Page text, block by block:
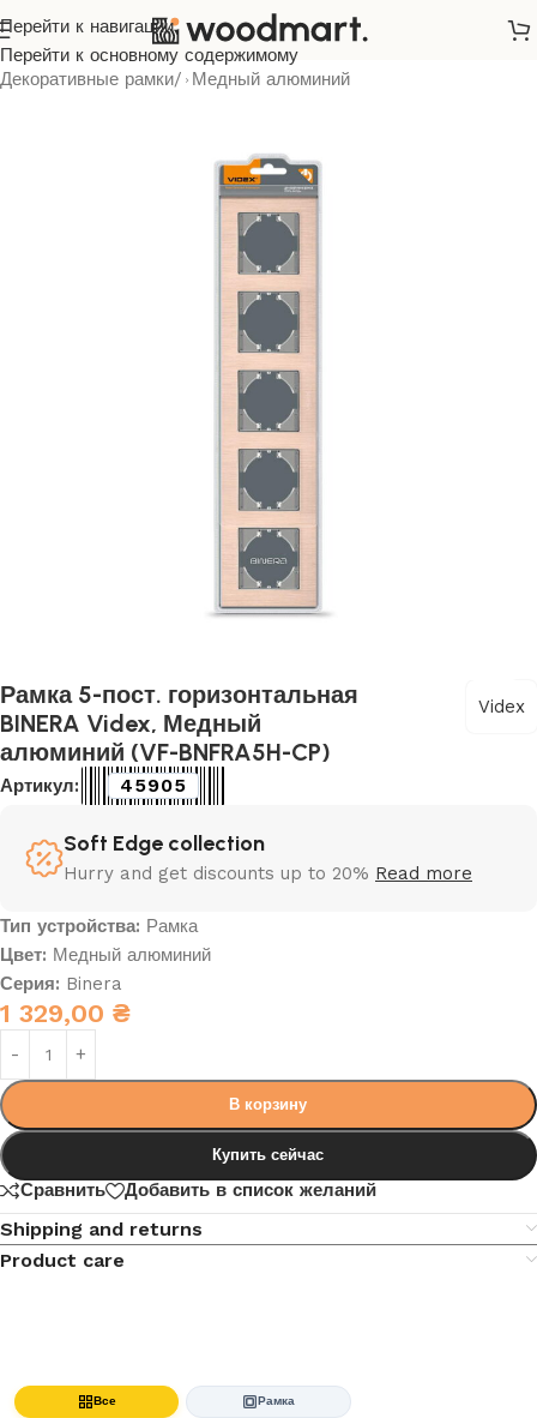
Перейти к навигации
Перейти к основному содержимому
Главная/ Розетки и выключатели/
Декоративные рамки/ Медный алюминий
Рамка 5-пост. горизонтальная
BINERA Videx, Медный
алюминий (VF-BNFRA5H-CP)
Videx
Артикул: 45905
Soft Edge collection
Hurry and get discounts up to 20% Read more
Тип устройства: Рамка
Цвет: Медный алюминий
Серия: Binera
1 329,00 ₴
В корзину
Купить сейчас
Сравнить Добавить в список желаний
Shipping and returns
Product care
Все Рамка